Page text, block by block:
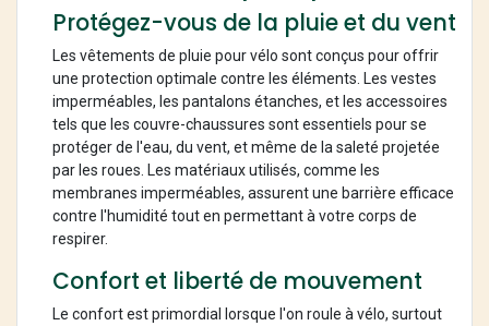
Protégez-vous de la pluie et du vent
Les vêtements de pluie pour vélo sont conçus pour offrir
une protection optimale contre les éléments. Les vestes
imperméables, les pantalons étanches, et les accessoires
tels que les couvre-chaussures sont essentiels pour se
protéger de l'eau, du vent, et même de la saleté projetée
par les roues. Les matériaux utilisés, comme les
membranes imperméables, assurent une barrière efficace
contre l'humidité tout en permettant à votre corps de
respirer.
Confort et liberté de mouvement
Le confort est primordial lorsque l'on roule à vélo, surtout